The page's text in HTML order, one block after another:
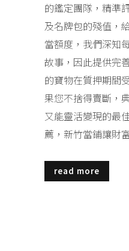
的鑑定團隊，精準
及名牌包的殘值，
當額度，我們深知
故事，因此提供完
的寶物在質押期間
果您不捨得賣斷，
又能靈活變現的最
薦，新竹當鋪讓財
read more